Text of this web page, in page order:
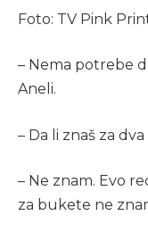
Foto: TV Pink
– Nema potrebe
Aneli.
– Da li znaš za
– Ne znam. Evo
za bukete ne